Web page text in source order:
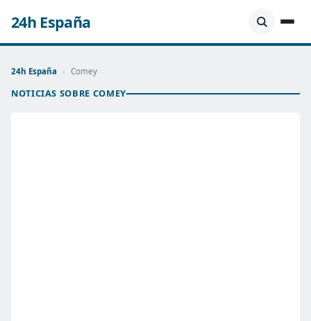
24h España
24h España › Comey
NOTICIAS SOBRE COMEY